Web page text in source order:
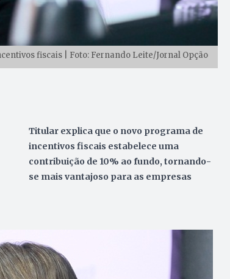
fiscais | Foto: Fernando Leite/Jornal Opção
Titular explica que o novo programa de
incentivos fiscais estabelece uma
contribuição de 10% ao fundo, tornando-
se mais vantajoso para as empresas